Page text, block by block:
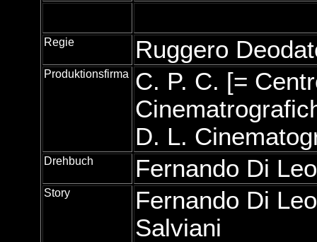
Regie Ruggero
Produktionsfirma
C. P. C. [=
D. L.
Drehbuch Fernando Di Leo
Story
Fernando Di
Salviani